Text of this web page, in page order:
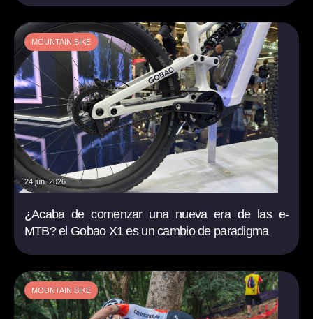
MOUNTAIN BIKE
24 jun. 2026
¿Acaba de comenzar una nueva era de las e-
MTB? el Gobao X1 es un cambio de paradigma
MOUNTAIN BIKE